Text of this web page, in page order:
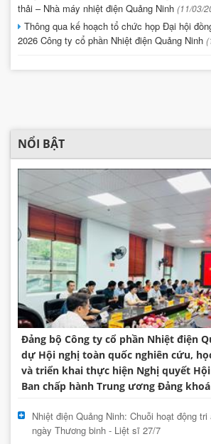
thải – Nhà máy nhiệt điện Quảng Ninh (11/03/
Thông qua kế hoạch tổ chức họp Đại hội
2026 Công ty cổ phần Nhiệt điện Quảng Ninh
NỔI BẬT
Đảng bộ Công ty cổ phần Nhiệt điện
dự Hội nghị toàn quốc nghiên cứu,
và triển khai thực hiện Nghị quyết
Ban chấp hành Trung ương Đảng
Nhiệt điện Quảng Ninh: Chuỗi hoạt động
ngày Thương binh - Liệt sĩ 27/7